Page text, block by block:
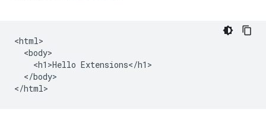
<html>
  <body>
    <h1>Hello Extensions</h1>
  </body>